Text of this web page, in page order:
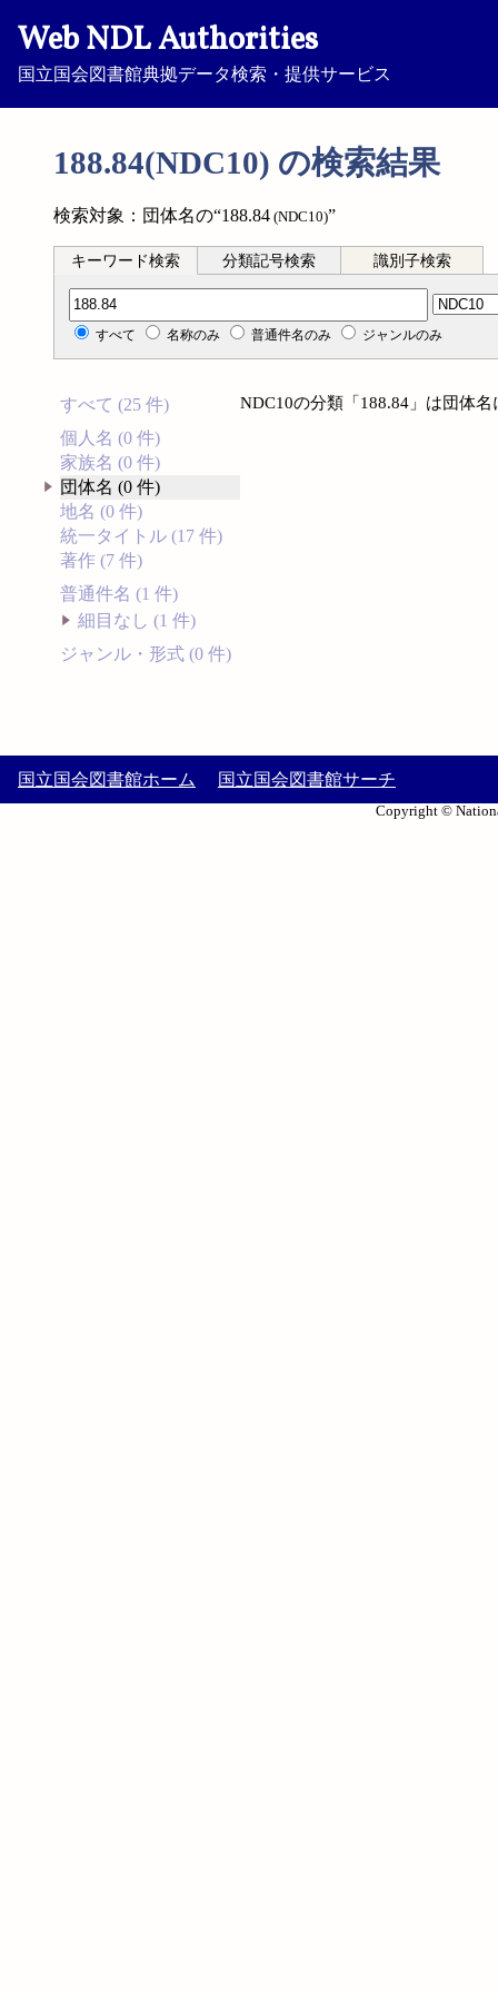
Web NDL Authorities
国立国会図書館典拠データ検索・提供サービス
188.84(NDC10) の検索結果
検索対象：団体名の“188.84 (NDC10)”
キーワード検索 分類記号検索 識別子検索
分類記号検索
すべて 名称のみ 普通件名のみ ジャンルのみ
すべて (25 件)
個人名 (0 件)
家族名 (0 件)
団体名 (0 件)
地名 (0 件)
統一タイトル (17 件)
著作 (7 件)
普通件名 (1 件)
細目なし (1 件)
ジャンル・形式 (0 件)
NDC10の分類「188.84」は団体
国立国会図書館ホーム 国立国会図書館サーチ
Copyright ©